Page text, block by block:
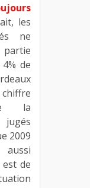
les
ne
de
la
jugés
2009
de